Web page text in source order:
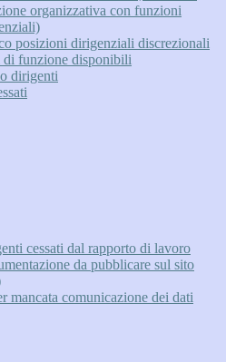
organizzativa con funzioni
posizioni dirigenziali discrezionali
di funzione disponibili
dirigenti
cessati dal rapporto di lavoro
da pubblicare sul sito
mancata comunicazione dei dati